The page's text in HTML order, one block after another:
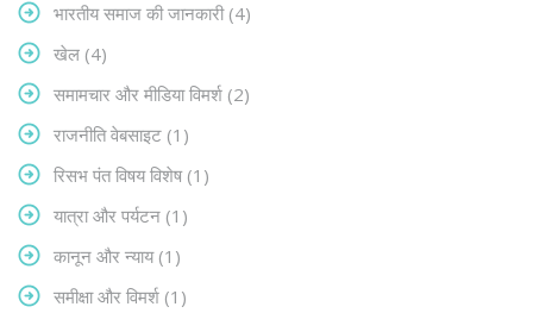
भारतीय समाज की जानकारी (4)
खेल (4)
समामचार और मीडिया विमर्श (2)
राजनीति वेबसाइट (1)
रिसभ पंत विषय विशेष (1)
यात्रा और पर्यटन (1)
कानून और न्याय (1)
समीक्षा और विमर्श (1)